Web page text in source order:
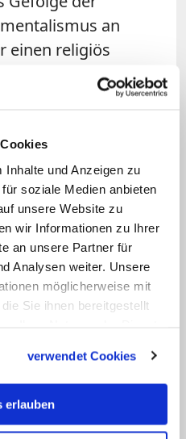
und Anzeigen zu
soziale Medien anbieten
unsere Website zu
wir Informationen zu Ihrer
an unsere Partner für
Analysen weiter. Unsere
möglicherweise mit
Sie ihnen bereitgestellt
verwendet Cookies
erlauben
an
einen religiös
anstrebt. So
"Heimkehr"
Außerdem gibt
in einen
umzubenennen.
auf
dieser
auf. "Unsere
Mitarbeitern. "Wir
Jahre im Amt Zeit
mit ihm
sie ihn